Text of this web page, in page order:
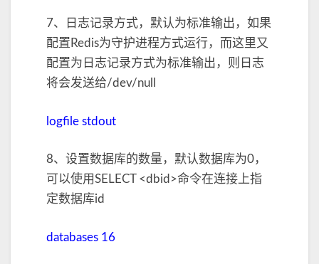
7、日志记录方式，默认为标准输出，如果
配置Redis为守护进程方式运行，而这里又
配置为日志记录方式为标准输出，则日志
将会发送给/dev/null
logfile stdout
8、设置数据库的数量，默认数据库为0，
可以使用SELECT <dbid>命令在连接上指
定数据库id
databases 16